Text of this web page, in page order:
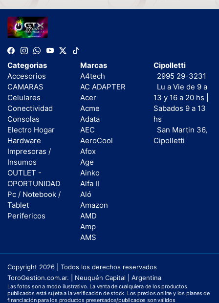
Categorias
Accesorios
CAMARAS
Celulares
Conectividad
Consolas
Electro Hogar
Hardware
Impresoras /
Insumos
OUTLET -
OPORTUNIDAD
Pc / Notebook /
Tablet
Perifericos
Marcas
A4tech
AC ADAPTER
Acer
Acme
Adata
AEC
AeroCool
Afox
Age
Ainko
Alfa II
Aló
Amazon
AMD
Amp
AMS
Cipolletti
2995 29-3231
Lu a Vie de 9 a
13 y 16 a 20 hs |
Sabados 9 a 13
hs
San Martin 36,
Cipolletti
Copyright 2026 | Todos los derechos reservados
ToroGestion.com.ar. | Neuquén Capital | Argentina
Las fotos son a modo ilustrativo. La venta de cualquiera de los productos
publicados está sujeta a la verificación de stock. Los precios online y los planes de
financiación para los productos presentados/publicados son válidos